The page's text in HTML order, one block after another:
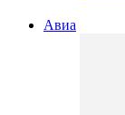
Авиа